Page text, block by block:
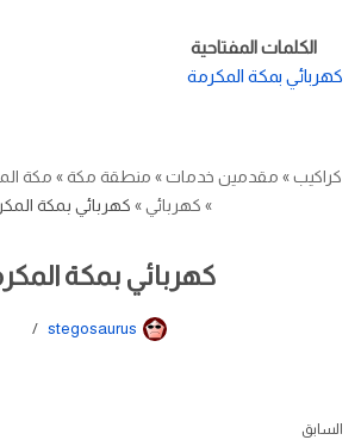
الكلمات المفتاحية
كهربائي بمكة المكرمة
كراكيب» مقدمين خدمات» منطقة مكة» مكة
» كهربائي» كهربائي بمكة
كهربائي بمكة
stegosaurus
السابق